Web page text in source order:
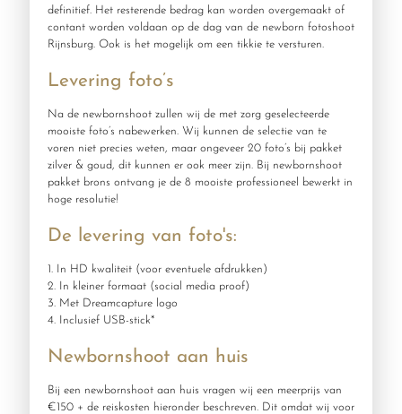
definitief. Het resterende bedrag kan worden overgemaakt of
contant worden voldaan op de dag van de newborn fotoshoot
Rijnsburg. Ook is het mogelijk om een tikkie te versturen.
Levering foto’s
Na de newbornshoot zullen wij de met zorg geselecteerde
mooiste foto’s nabewerken. Wij kunnen de selectie van te
voren niet precies weten, maar ongeveer 20 foto’s bij pakket
zilver & goud, dit kunnen er ook meer zijn. Bij newbornshoot
pakket brons ontvang je de 8 mooiste professioneel bewerkt in
hoge resolutie!
De levering van foto's:
1. In HD kwaliteit (voor eventuele afdrukken)
2. In kleiner formaat (social media proof)
3. Met Dreamcapture logo
4. Inclusief USB-stick*
Newbornshoot aan huis
Bij een newbornshoot aan huis vragen wij een meerprijs van
€150 + de reiskosten hieronder beschreven. Dit omdat wij voor